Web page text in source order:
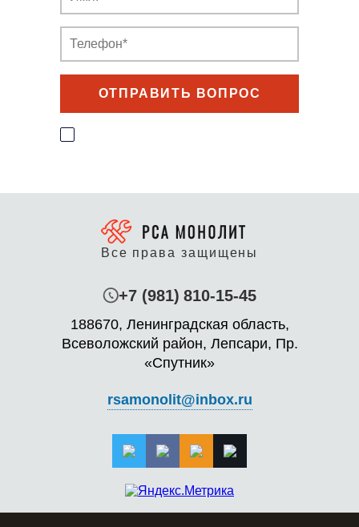
ОТПРАВИТЬ ВОПРОС
Все права защищены
+7 (981) 810-15-45
188670, Ленинградская область,
Всеволожский район, Лепсари, Пр.
«Спутник»
rsamonolit@inbox.ru